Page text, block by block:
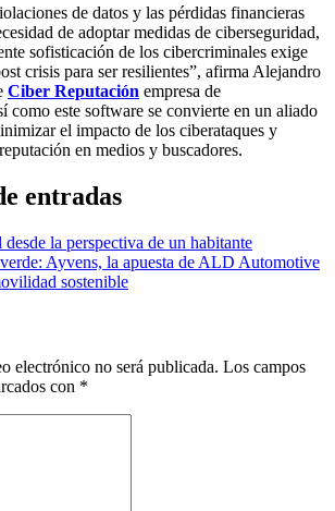
de datos y las pérdidas financieras
de adoptar medidas de ciberseguridad,
sofisticación de los cibercriminales exige
crisis para ser resilientes”, afirma Alejandro
Ciber Reputación empresa de
como este software se convierte en un aliado
el impacto de los ciberataques y
en medios y buscadores.
entradas
la perspectiva de un habitante
Ayvens, la apuesta de ALD Automotive
sostenible
electrónico no será publicada. Los campos
con *